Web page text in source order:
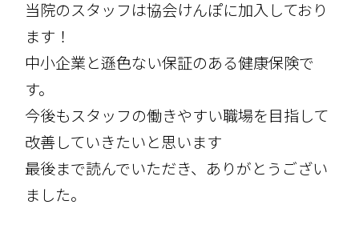
当院のスタッフは協会けんぽに加入しており
ます！
中小企業と遜色ない保証のある健康保険で
す。
今後もスタッフの働きやすい職場を目指して
改善していきたいと思います
最後まで読んでいただき、ありがとうござい
ました。